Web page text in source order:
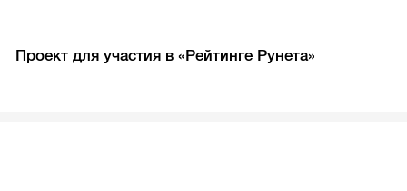
Проект для участия в «Рейтинге Рунета»